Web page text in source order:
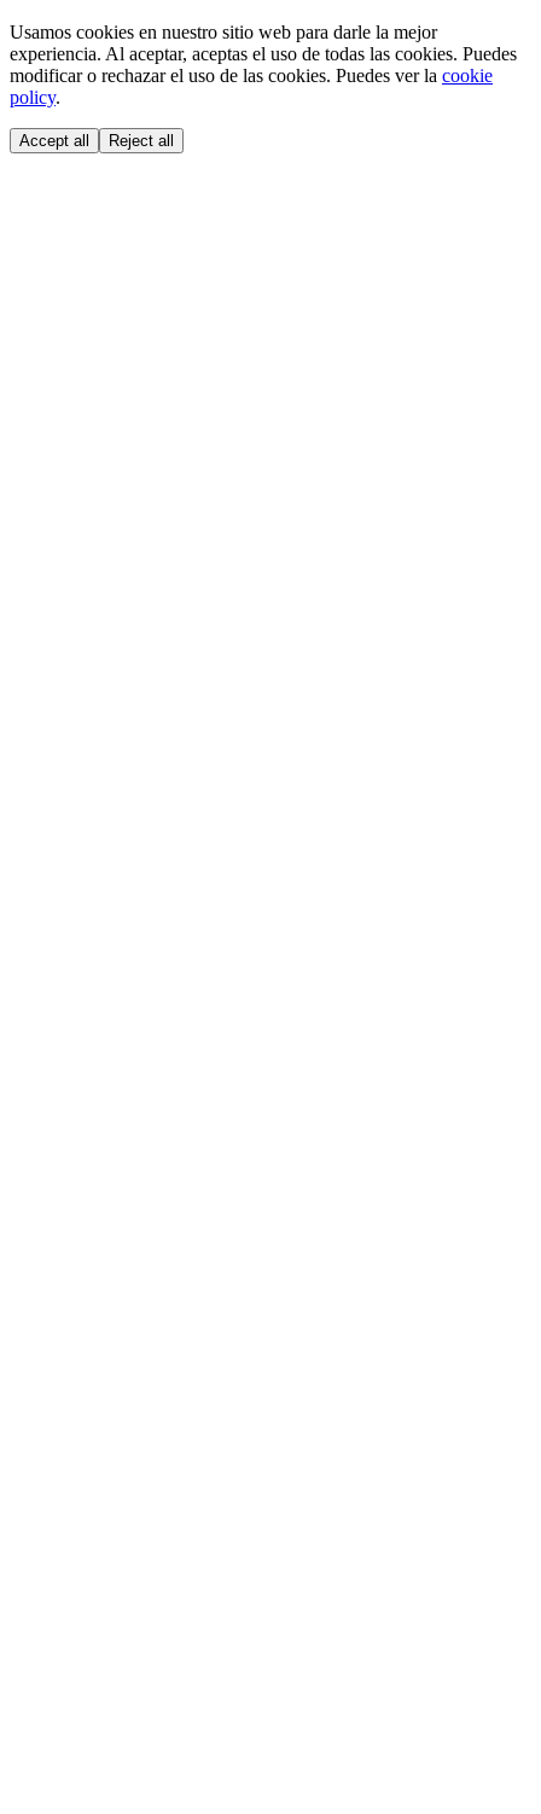
Usamos cookies en nuestro sitio web para darle la mejor
experiencia. Al aceptar, aceptas el uso de todas las cookies. Puedes
modificar o rechazar el uso de las cookies. Puedes ver la cookie
policy.
Accept all Reject all